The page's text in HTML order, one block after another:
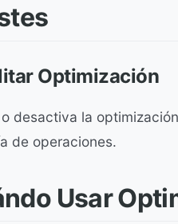
Optimización
desactiva la
de operaciones.
Usar